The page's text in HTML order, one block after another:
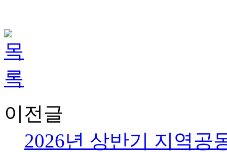
이전글
2026년 상반기 지역공